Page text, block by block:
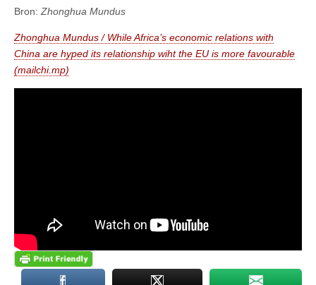
Bron:Zhonghua Mundus
Zhonghua Mundus / While Africa’s economic relations with
China are hyped its relationship wiht the EU is more favourable
(mailchi.mp)